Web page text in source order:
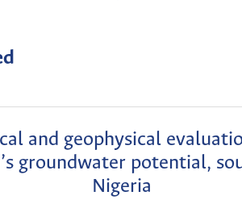
and geophysical
groundwater potential,
Nigeria